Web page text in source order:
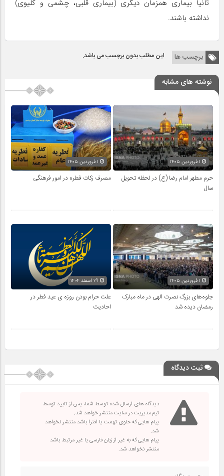
ثانیا بیماری همزمان دیگری (بیماری قلبی، چشمی و کلیوی)
نداشته باشند.
برچسب ها این مطلب بدون برچسب می باشد.
نوشته های مشابه
حرم مطهر امام رضا (ع) در لحظه تحویل
سال
مصرف زکات فطره در امور فرهنگی
جلوه‌های بزرگ نصرت الهی در ماه مبارک
رمضان دیده شد
علت حرام بودن روزه ی عید فطر در
احادیث
ثبت دیدگاه
دیدگاه های ارسال شده توسط شما، پس از تایید توسط
تیم مدیریت در سایت منتشر خواهد شد.
پیام هایی که حاوی تهمت یا افترا باشد منتشر نخواهد
شد.
پیام هایی که به غیر از زبان فارسی یا غیر مرتبط باشد
منتشر نخواهد شد.